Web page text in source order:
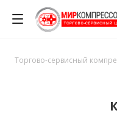
Торгово-сервисный